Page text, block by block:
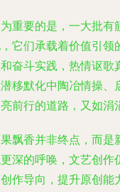
重要的是，一大批有
它们承载着价值引领
奋斗实践，热情讴歌
移默化中陶冶情操、
前行的道路，又如涓
飘香并非终点，而是
深的呼唤，文艺创作
作导向，提升原创能